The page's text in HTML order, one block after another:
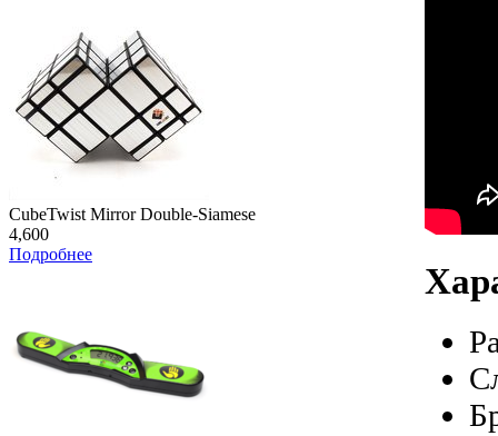
CubeTwist Mirror Double-Siamese
4,600
Подробнее